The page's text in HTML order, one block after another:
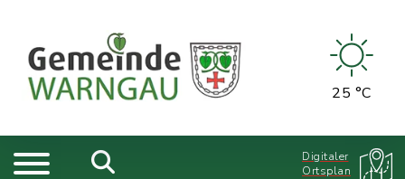
25 °C
Digitaler
Ortsplan